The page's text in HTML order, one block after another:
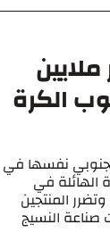
الكرة
نفسها في
الهائلة في
المنتجين
صناعة النسيج